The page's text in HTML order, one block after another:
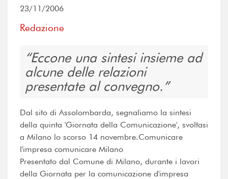
23/11/2006
Redazione
Eccone una sintesi insieme ad
alcune delle relazioni
presentate al convegno.
Dal sito di Assolombarda, segnaliamo la sintesi
della quinta 'Giornata della Comunicazione', svoltasi
a Milano lo scorso 14 novembre.Comunicare
l'impresa comunicare Milano
Presentato dal Comune di Milano, durante i lavori
della Giornata per la comunicazione d'impresa